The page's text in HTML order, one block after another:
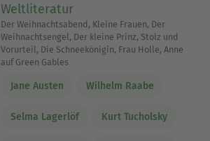
Weltliteratur
Der Weihnachtsabend, Kleine Frauen, Der
Weihnachtsengel, Der kleine Prinz, Stolz und
Vorurteil, Die Schneekönigin, Frau Holle, Anne
auf Green Gables
Jane Austen Wilhelm Raabe
Selma Lagerlöf Kurt Tucholsky